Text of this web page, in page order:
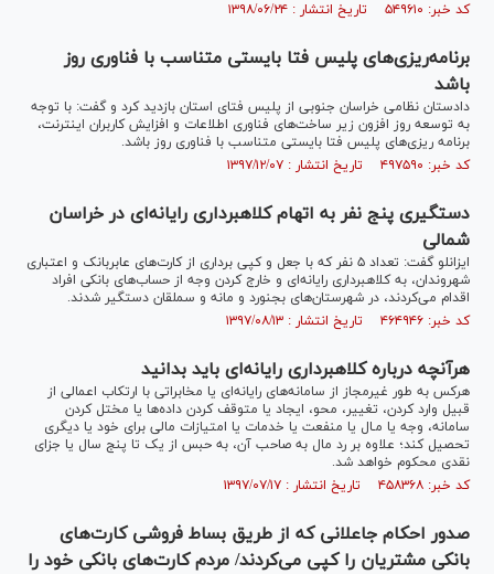
کد خبر: ۵۴۹۶۱۰ تاریخ انتشار : ۱۳۹۸/۰۶/۲۴
برنامه‌ریزی‌های پلیس فتا بایستی متناسب با فناوری روز
باشد
دادستان نظامی خراسان جنوبی از پلیس فتای استان بازدید کرد و گفت: با توجه
به توسعه روز افزون زیر ساخت‌های فناوری اطلاعات و افزایش کاربران اینترنت،
برنامه ریزی‌های پلیس فتا بایستی متناسب با فناوری روز باشد.
کد خبر: ۴۹۷۵۹۰ تاریخ انتشار : ۱۳۹۷/۱۲/۰۷
دستگیری پنج نفر به اتهام کلاهبرداری رایانه‌ای در خراسان
شمالی
ایزانلو گفت: تعداد ۵ نفر که با جعل و کپی برداری از کارت‌های عابربانک و اعتباری
شهروندان، به کلاهبرداری رایانه‌ای و خارج کردن وجه از حساب‌های بانکی افراد
اقدام می‌کردند، در شهرستان‌های بجنورد و مانه و سملقان دستگیر شدند.
کد خبر: ۴۶۴۹۴۶ تاریخ انتشار : ۱۳۹۷/۰۸/۱۳
هرآنچه درباره کلاهبرداری رایانه‌ای باید بدانید
هرکس به طور غیرمجاز از سامانه‌های رایانه‌ای یا مخابراتی با ارتکاب اعمالی از
قبیل وارد کردن، تغییر، محو، ایجاد یا متوقف کردن داده‌ها یا مختل کردن
سامانه، وجه یا مـال یا منفعت یا خدمات یا امتیازات مالی برای خود یا دیگری
تحصیل کند؛ علاوه بر رد مال به صاحب آن، به حبس از یک تا پنج سال یا جزای
نقدی محکوم خواهد شد.
کد خبر: ۴۵۸۳۶۸ تاریخ انتشار : ۱۳۹۷/۰۷/۱۷
صدور احکام جاعلانی که از طریق بساط فروشی کارت‌های
بانکی مشتریان را کپی می‌کردند/ مردم کارت‌های بانکی خود را